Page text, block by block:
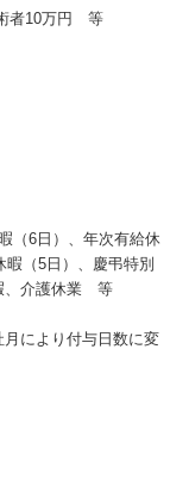
者10万円 等
（6日）、年次有給休
（5日）、慶弔特別
、介護休業 等
により付与日数に変